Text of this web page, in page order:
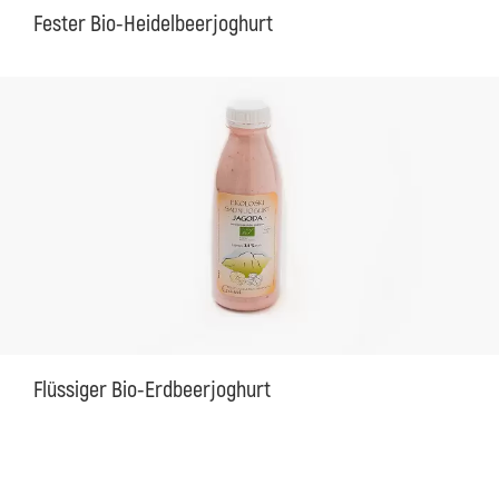
Fester Bio-Heidelbeerjoghurt
Flüssiger Bio-Erdbeerjoghurt